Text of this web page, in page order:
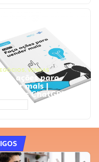
, VENDAS
Faça ações para
vender mais |
Prompts ChatGPT